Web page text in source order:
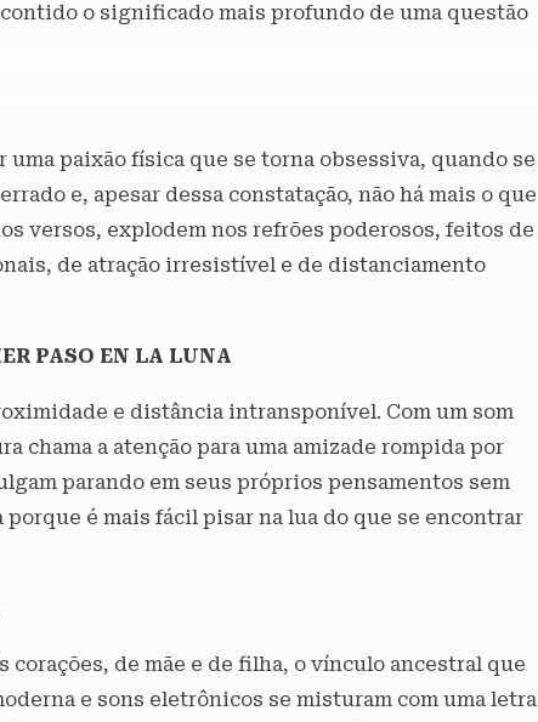
o significado mais profundo de uma questão
paixão física que se torna obsessiva, quando se
e, apesar dessa constatação, não há mais o que
versos, explodem nos refrões poderosos, feitos de
de atração irresistível e de distanciamento
PASO EN LA LUNA
e distância intransponível. Com um som
chama a atenção para uma amizade rompida por
parando em seus próprios pensamentos sem
é mais fácil pisar na lua do que se encontrar
corações, de mãe e de filha, o vínculo ancestral que
e sons eletrônicos se misturam com uma letra